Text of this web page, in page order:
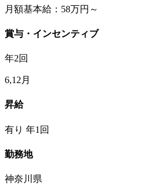
月額基本給：58万円～
賞与・インセンティブ
年2回
6,12月
昇給
有り 年1回
勤務地
神奈川県